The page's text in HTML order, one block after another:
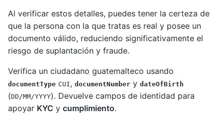
Al verificar estos detalles, puedes tener la certeza de
que la persona con la que tratas es real y posee un
documento válido, reduciendo significativamente el
riesgo de suplantación y fraude.
Verifica un ciudadano guatemalteco usando
documentType CUI, documentNumber y dateOfBirth
(DD/MM/YYYY). Devuelve campos de identidad para
apoyar KYC y cumplimiento.